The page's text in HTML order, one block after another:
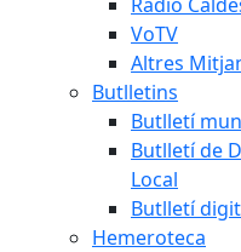
VoTV
Altres
Butlletins
Butlletí
Butlletí de
Local
Butlletí
Hemeroteca